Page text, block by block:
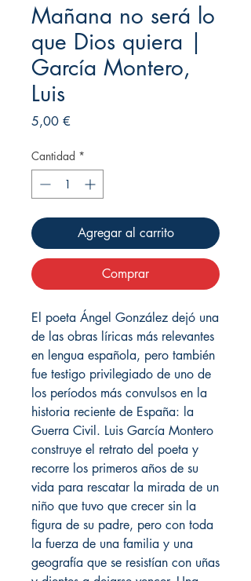
Mañana no será lo
que Dios quiera |
García Montero,
Luis
5,00 €
Cantidad *
Agregar al carrito
Comprar
El poeta Ángel González dejó una
de las obras líricas más relevantes
en lengua española, pero también
fue testigo privilegiado de uno de
los períodos más convulsos en la
historia reciente de España: la
Guerra Civil. Luis García Montero
construye el retrato del poeta y
recorre los primeros años de su
vida para rescatar la mirada de un
niño que tuvo que crecer sin la
figura de su padre, pero con toda
la fuerza de una familia y una
geografía que se resistían con uñas